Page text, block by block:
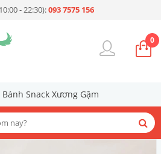
- 22:30):093 7575 156
0
Bánh Snack Xương Gặm